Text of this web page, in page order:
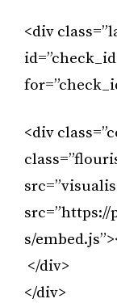
<div
<div
s/
</div>
</div>